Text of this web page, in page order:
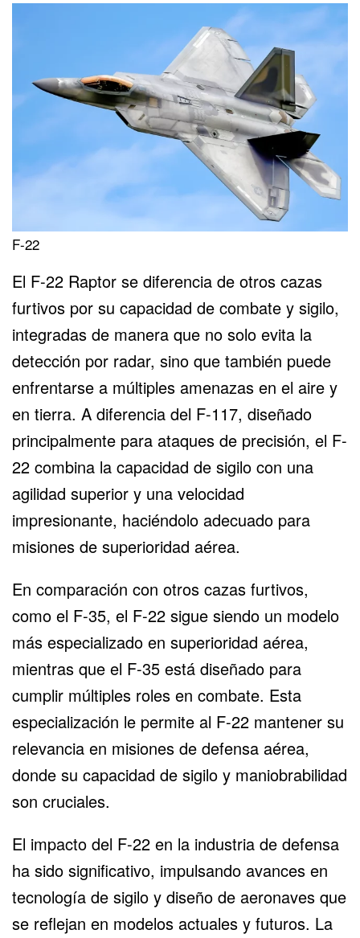
F-22
El F-22 Raptor se diferencia de otros cazas
furtivos por su capacidad de combate y sigilo,
integradas de manera que no solo evita la
detección por radar, sino que también puede
enfrentarse a múltiples amenazas en el aire y
en tierra. A diferencia del F-117, diseñado
principalmente para ataques de precisión, el F-
22 combina la capacidad de sigilo con una
agilidad superior y una velocidad
impresionante, haciéndolo adecuado para
misiones de superioridad aérea.
En comparación con otros cazas furtivos,
como el F-35, el F-22 sigue siendo un modelo
más especializado en superioridad aérea,
mientras que el F-35 está diseñado para
cumplir múltiples roles en combate. Esta
especialización le permite al F-22 mantener su
relevancia en misiones de defensa aérea,
donde su capacidad de sigilo y maniobrabilidad
son cruciales.
El impacto del F-22 en la industria de defensa
ha sido significativo, impulsando avances en
tecnología de sigilo y diseño de aeronaves que
se reflejan en modelos actuales y futuros. La